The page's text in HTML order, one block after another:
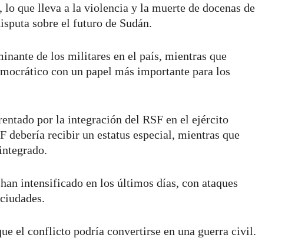
que lleva a la violencia y la muerte de docenas de
sobre el futuro de Sudán.
de los militares en el país, mientras que
con un papel más importante para los
por la integración del RSF en el ejército
debería recibir un estatus especial, mientras que
intensificado en los últimos días, con ataques
el conflicto podría convertirse en una guerra civil.